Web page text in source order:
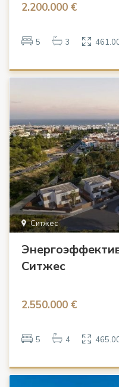
2.200.000 €
5 3
Ситжес
Ситжес
2.550.000 €
5 4